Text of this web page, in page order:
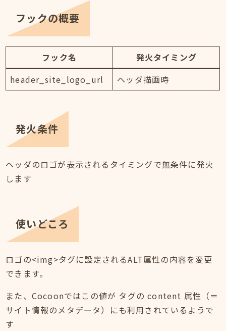
フックの概要
フック名
発火タイミング
header_site_logo_url
ヘッダ描画時
発火条件
ヘッダのロゴが表示されるタイミングで無条件に発火
します
使いどころ
ロゴの<img>タグに設定されるALT属性の内容を変更
できます。
また、Cocoonではこの値が タグの content 属性（＝
サイト情報のメタデータ）にも利用されているようで
す